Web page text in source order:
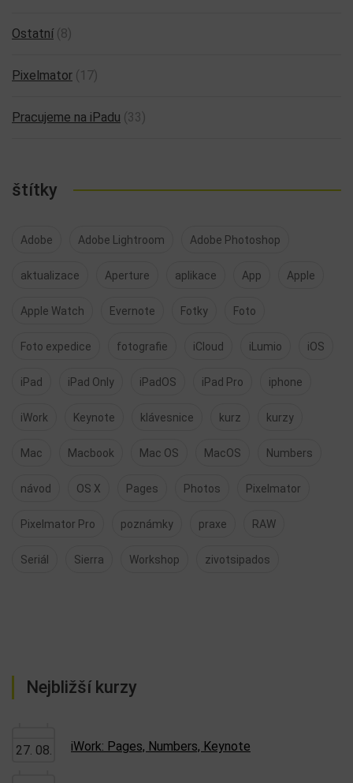
Ostatní (8)
Pixelmator (17)
Pracujeme na iPadu (33)
štítky
Adobe Adobe Lightroom Adobe Photoshop
aktualizace Aperture aplikace App Apple
Apple Watch Evernote Fotky Foto
Foto expedice fotografie iCloud iLumio iOS
iPad iPad Only iPadOS iPad Pro iphone
iWork Keynote klávesnice kurz kurzy
Mac Macbook Mac OS MacOS Numbers
návod OS X Pages Photos Pixelmator
Pixelmator Pro poznámky praxe RAW
Seriál Sierra Workshop zivotsipados
Nejbližší kurzy
27. 08. iWork: Pages, Numbers, Keynote